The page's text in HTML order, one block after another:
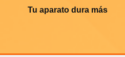
Tu aparato dura más